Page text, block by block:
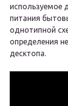
используемое
питания
однотипной
определения
десктопа.